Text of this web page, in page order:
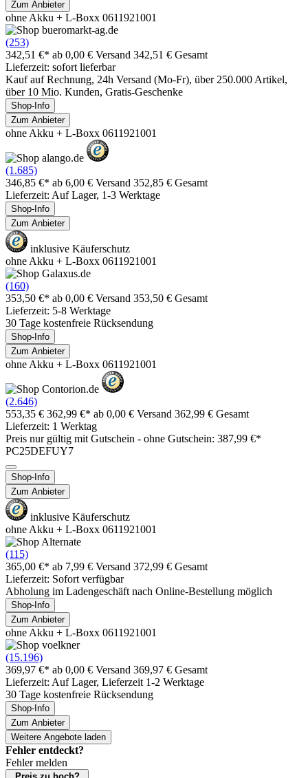
Zum Anbieter
ohne Akku + L-Boxx 0611921001
(253)
342,51 €* ab 0,00 € Versand 342,51 € Gesamt
Lieferzeit: sofort lieferbar
Kauf auf Rechnung, 24h Versand (Mo-Fr), über 250.000 Artikel,
über 10 Mio. Kunden, Gratis-Geschenke
Shop-Info
Zum Anbieter
ohne Akku + L-Boxx 0611921001
(1.685)
346,85 €* ab 6,00 € Versand 352,85 € Gesamt
Lieferzeit: Auf Lager, 1-3 Werktage
Shop-Info
Zum Anbieter
inklusive Käuferschutz
ohne Akku + L-Boxx 0611921001
(160)
353,50 €* ab 0,00 € Versand 353,50 € Gesamt
Lieferzeit: 5-8 Werktage
30 Tage kostenfreie Rücksendung
Shop-Info
Zum Anbieter
ohne Akku + L-Boxx 0611921001
(2.646)
553,35 € 362,99 €* ab 0,00 € Versand 362,99 € Gesamt
Lieferzeit: 1 Werktag
Preis nur gültig mit Gutschein - ohne Gutschein: 387,99 €*
PC25DEFUY7
Shop-Info
Zum Anbieter
inklusive Käuferschutz
ohne Akku + L-Boxx 0611921001
(115)
365,00 €* ab 7,99 € Versand 372,99 € Gesamt
Lieferzeit: Sofort verfügbar
Abholung im Ladengeschäft nach Online-Bestellung möglich
Shop-Info
Zum Anbieter
ohne Akku + L-Boxx 0611921001
(15.196)
369,97 €* ab 0,00 € Versand 369,97 € Gesamt
Lieferzeit: Auf Lager, Lieferzeit 1-2 Werktage
30 Tage kostenfreie Rücksendung
Shop-Info
Zum Anbieter
Weitere Angebote laden
Fehler entdeckt?
Fehler melden